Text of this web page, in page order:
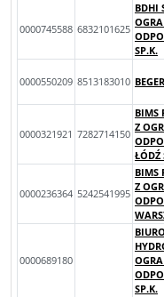
0000745588 6832101625
BDHI
SP.K.
0000550209 8513183010
0000321921 7282714150
BIMS
Z
ŁÓDŹ
0000236364 5242541995
BIMS
Z
0000689180
SP.K.